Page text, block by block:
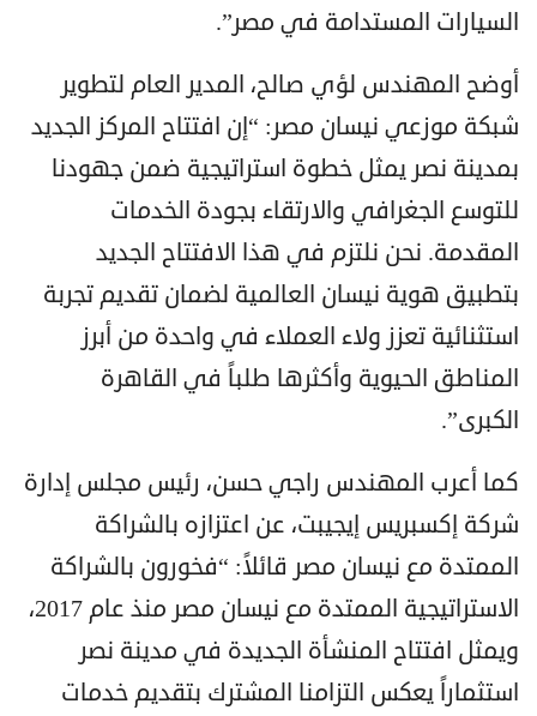
السيارات المستدامة في مصر”.
أوضح المهندس لؤي صالح، المدير العام لتطوير
شبكة موزعي نيسان مصر: “إن افتتاح المركز الجديد
بمدينة نصر يمثل خطوة استراتيجية ضمن جهودنا
للتوسع الجغرافي والارتقاء بجودة الخدمات
المقدمة. نحن نلتزم في هذا الافتتاح الجديد
بتطبيق هوية نيسان العالمية لضمان تقديم تجربة
استثنائية تعزز ولاء العملاء في واحدة من أبرز
المناطق الحيوية وأكثرها طلباً في القاهرة
الكبرى”.
كما أعرب المهندس راجي حسن، رئيس مجلس إدارة
شركة إكسبريس إيجيبت، عن اعتزازه بالشراكة
الممتدة مع نيسان مصر قائلاً: “فخورون بالشراكة
الاستراتيجية الممتدة مع نيسان مصر منذ عام 2017،
ويمثل افتتاح المنشأة الجديدة في مدينة نصر
استثماراً يعكس التزامنا المشترك بتقديم خدمات